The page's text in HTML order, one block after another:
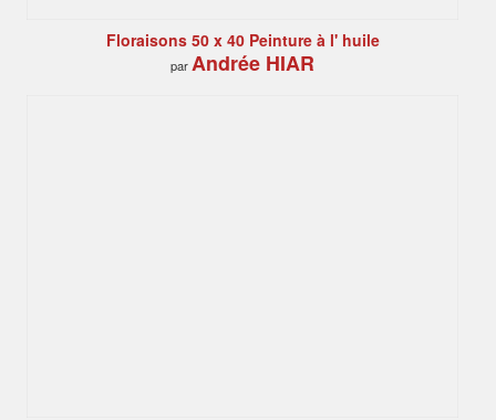
Floraisons 50 x 40 Peinture à l' huile
parAndrée HIAR